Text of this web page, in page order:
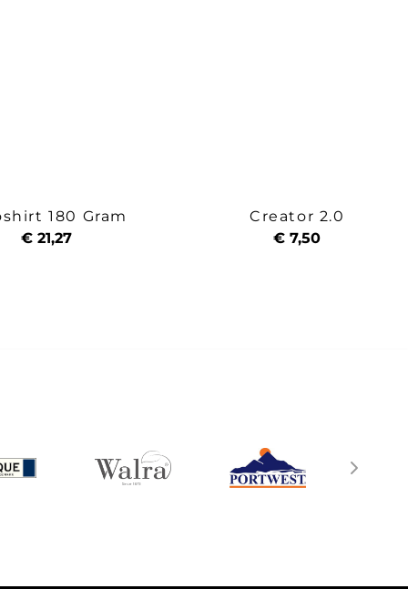
180 Gram
€ 21,27
Creator 2.0
€ 7,50